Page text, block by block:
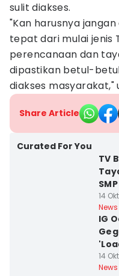
sulit diakses.
"Kan harusnya
tepat dari mulai jenis
perencanaan dan
dipastikan betul-
diakses masyarakat,"
Share Article
Curated For You
TV
14
News
IG
14
News